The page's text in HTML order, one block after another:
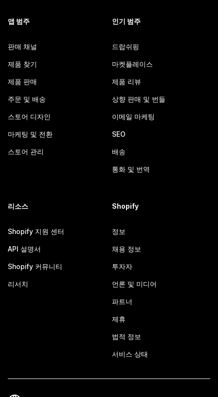
앱 범주
판매 채널
제품 찾기
제품 판매
주문 및 배송
스토어 디자인
마케팅 및 전환
스토어 관리
인기 범주
드랍쉬핑
마켓플레이스
제품 리뷰
상향 판매 및 번들
이메일 마케팅
SEO
배송
통화 및 번역
리소스
Shopify 지원 센터
API 설명서
Shopify 커뮤니티
리서치
Shopify
정보
채용 정보
투자자
언론 및 미디어
파트너
제휴
법적 정보
서비스 상태